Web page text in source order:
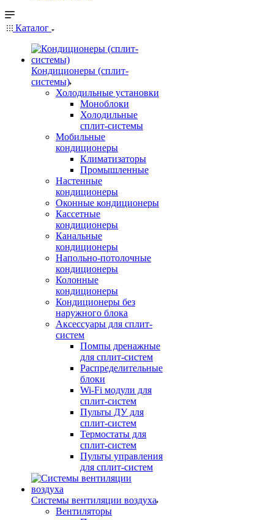
Каталог
Кондиционеры (сплит-
системы)
Холодильные установки
Моноблоки
Холодильные
сплит-системы
Мобильные
кондиционеры
Климатизаторы
Промышленные
Настенные
кондиционеры
Оконные кондиционеры
Кассетные
кондиционеры
Канальные
кондиционеры
Напольно-потолочные
кондиционеры
Колонные
кондиционеры
Кондиционеры без
наружного блока
Аксессуары для сплит-
систем
Помпы дренажные
для сплит-систем
Распределительные
блоки
Wi-Fi модули для
сплит-систем
Пульты ДУ для
сплит-систем
Термостаты для
сплит-систем
Пульты управления
для сплит-систем
Системы вентиляции воздуха
Вентиляторы